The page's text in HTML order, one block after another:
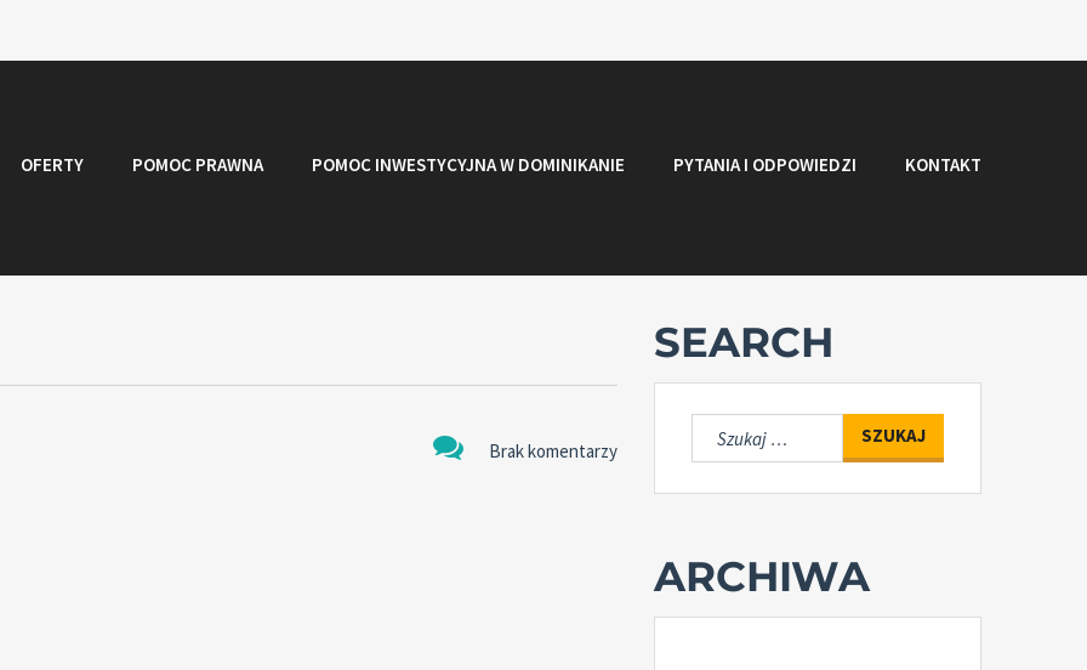
OFERTY POMOC PRAWNA POMOC INWESTYCYJNA W DOMINIKANIE PYTANIA I ODPOWIEDZI KONTAKT
Brak komentarzy
SEARCH
Szukaj:
ARCHIWA